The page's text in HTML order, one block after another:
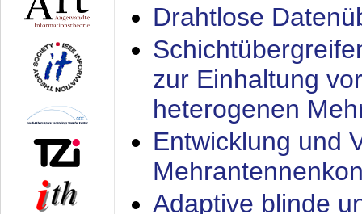
Drahtlose
zur Einhaltung
heterogenen
Entwicklung und
Adaptive blinde